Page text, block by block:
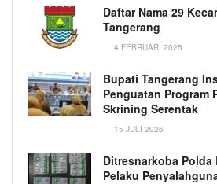
Daftar Nama 29
Tangerang
4 FEBRUARI 2025
Bupati Tangerang
Penguatan Program
Skrining Serentak
15 JULI 2026
Ditresnarkoba Polda
Pelaku